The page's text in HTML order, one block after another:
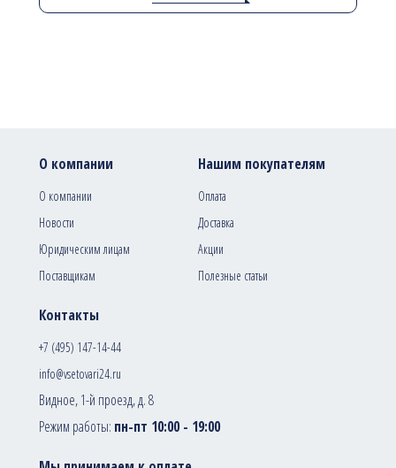
Контакты
+7 (495) 147-14-44
info@vsetovari24.ru
Видное, 1-й проезд, д. 8
Режим работы: пн-пт 10:00 - 19:00
О компании
О компании
Новости
Юридическим лицам
Поставщикам
Нашим покупателям
Оплата
Доставка
Акции
Полезные статьи